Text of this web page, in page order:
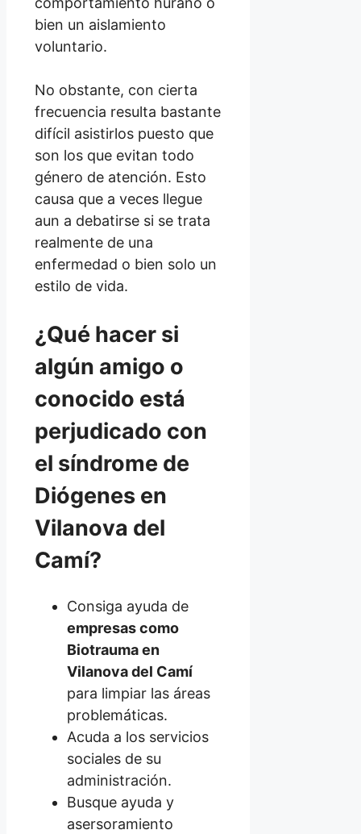
bien un aislamiento
voluntario.
No obstante, con cierta
frecuencia resulta bastante
difícil asistirlos puesto que
son los que evitan todo
género de atención. Esto
causa que a veces llegue
aun a debatirse si se trata
realmente de una
enfermedad o bien solo un
estilo de vida.
¿Qué hacer si
algún amigo o
conocido está
perjudicado con
el síndrome de
Diógenes en
Vilanova del
Camí?
Consiga ayuda de
empresas como
Biotrauma en
Vilanova del Camí
para limpiar las áreas
problemáticas.
Acuda a los servicios
sociales de su
administración.
Busque ayuda y
asersoramiento